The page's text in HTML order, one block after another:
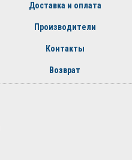
Доставка и оплата
Производители
Контакты
Возврат